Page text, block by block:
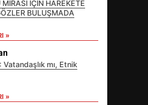
İÇİN HAREKETE
BULUŞMADA
»
mı, Etnik
»
NE